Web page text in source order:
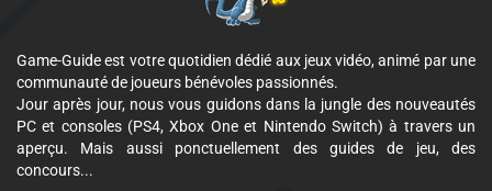
Game-Guide est votre quotidien dédié aux jeux vidéo, animé par une
communauté de joueurs bénévoles passionnés.
Jour après jour, nous vous guidons dans la jungle des nouveautés
PC et consoles (PS4, Xbox One et Nintendo Switch) à travers un
aperçu. Mais aussi ponctuellement des guides de jeu, des
concours...